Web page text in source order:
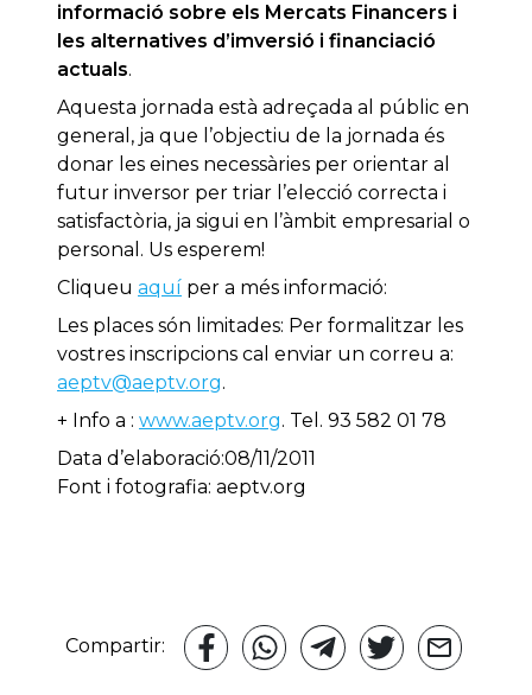
informació sobre els Mercats Financers i
les alternatives d’imversió i financiació
actuals.
Aquesta jornada està adreçada al públic en
general, ja que l’objectiu de la jornada és
donar les eines necessàries per orientar al
futur inversor per triar l’elecció correcta i
satisfactòria, ja sigui en l’àmbit empresarial o
personal. Us esperem!
Cliqueu aquí per a més informació:
Les places són limitades: Per formalitzar les
vostres inscripcions cal enviar un correu a:
aeptv@aeptv.org.
+ Info a : www.aeptv.org. Tel. 93 582 01 78
Data d’elaboració:08/11/2011
Font i fotografia: aeptv.org
Compartir: